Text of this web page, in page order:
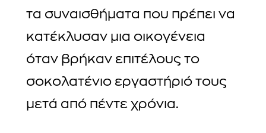
τα συναισθήματα που πρέπει να
κατέκλυσαν μια οικογένεια
όταν βρήκαν επιτέλους το
σοκολατένιο εργαστήριό τους
μετά από πέντε χρόνια.